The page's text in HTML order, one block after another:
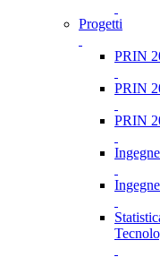
Progetti
PRIN
PRIN
PRIN